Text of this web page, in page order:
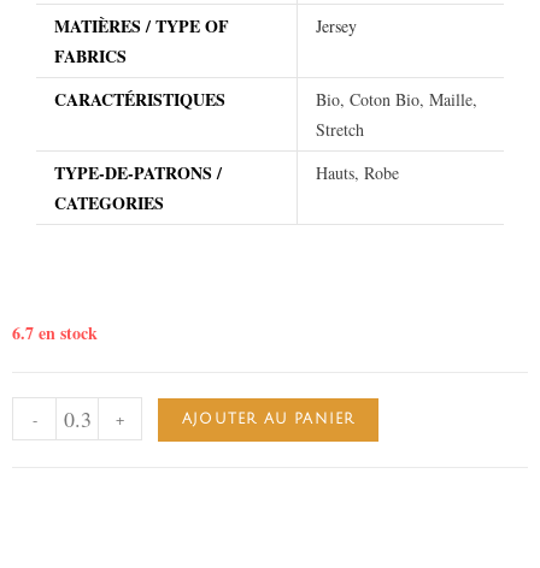
MATIÈRES / TYPE OF
FABRICS
Jersey
CARACTÉRISTIQUES
Bio, Coton Bio, Maille,
Stretch
TYPE-DE-PATRONS /
CATEGORIES
Hauts, Robe
6.7 en stock
- + AJOUTER AU PANIER